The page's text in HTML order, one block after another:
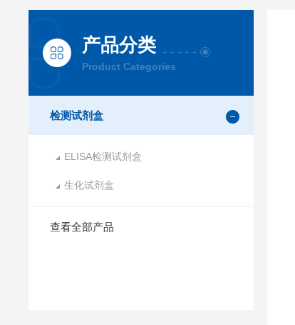
产品分类
Product Categories
检测试剂盒
ELISA检测试剂盒
生化试剂盒
查看全部产品